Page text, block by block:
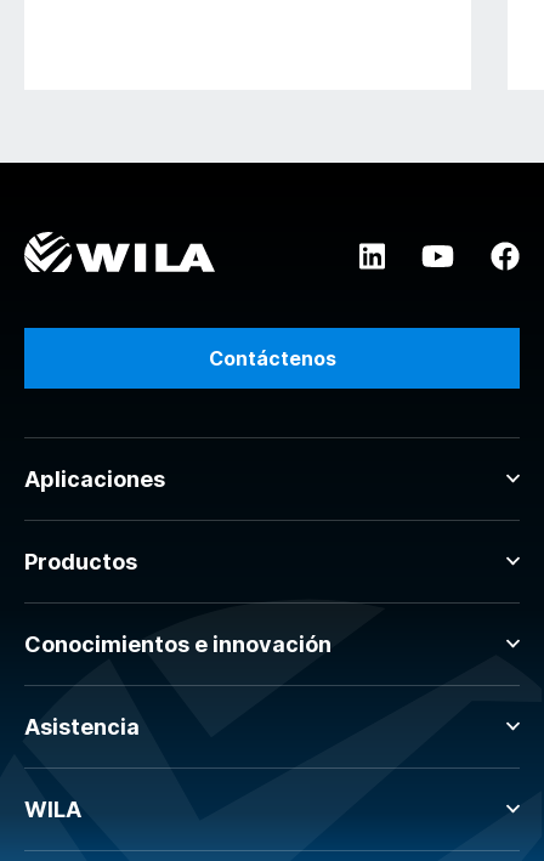
Contáctenos
Aplicaciones
Productos
Conocimientos e innovación
Asistencia
WILA